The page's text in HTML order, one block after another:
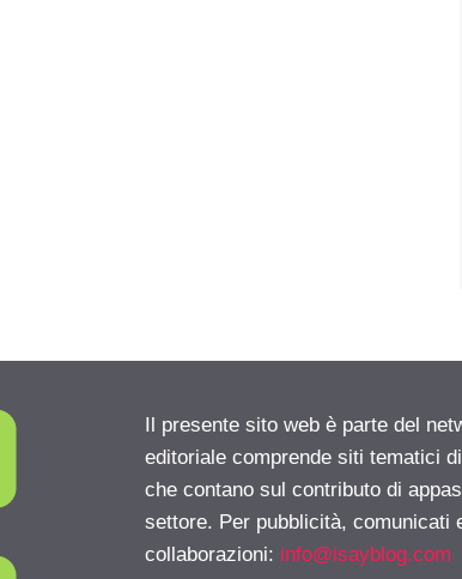
Il presente sito web è parte del
editoriale comprende siti tematici
che contano sul contributo di
settore. Per pubblicità, comunicati
collaborazioni: info@isayblog.com